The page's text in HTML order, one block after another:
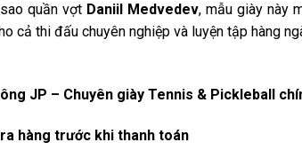
quần vợt Daniil Medvedev, mẫu giày này
cả thi đấu chuyên nghiệp và luyện tập hàng
JP – Chuyên giày Tennis & Pickleball
hàng trước khi thanh toán